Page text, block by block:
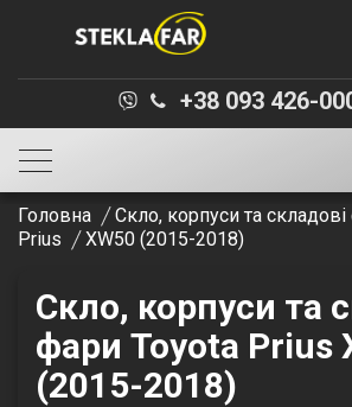
+38 093 426-
Головна Скло, корпуси та
Prius
XW50 (2015-2018)
Скло, корпуси та
фари Toyota Prius
(2015-2018)